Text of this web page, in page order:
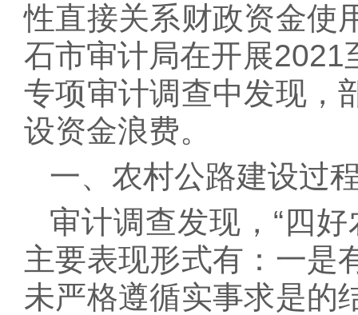
性直接关系财政资金使
石市审计局在开展2021
专项审计调查中发现，
设资金浪费。
一、农村公路建设过
审计调查发现，“四
主要表现形式有：一是
未严格遵循实事求是的